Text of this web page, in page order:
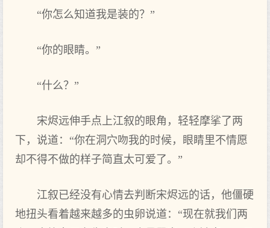
“你怎么知道我是装的？”
“你的眼睛。”
“什么？”
宋烬远伸手点上江叙的眼角，轻轻摩挲了两
下，说道：“你在洞穴吻我的时候，眼睛里不情愿
却不得不做的样子简直太可爱了。”
江叙已经没有心情去判断宋烬远的话，他僵硬
地扭头看着越来越多的虫卵说道：“现在就我们两